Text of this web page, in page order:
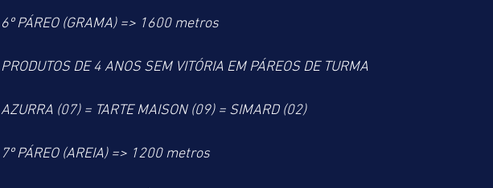
6º PÁREO (GRAMA) => 1600 metros
PRODUTOS DE 4 ANOS SEM VITÓRIA EM PÁREOS DE TURMA
AZURRA (07) = TARTE MAISON (09) = SIMARD (02)
7º PÁREO (AREIA) => 1200 metros